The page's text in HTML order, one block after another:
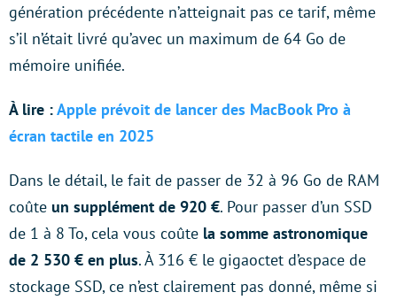
génération précédente n’atteignait pas ce tarif, même
s’il n’était livré qu’avec un maximum de 64 Go de
mémoire unifiée.
À lire :Apple prévoit de lancer des MacBook Pro à
écran tactile en 2025
Dans le détail, le fait de passer de 32 à 96 Go de RAM
coûte un supplément de 920 €. Pour passer d’un SSD
de 1 à 8 To, cela vous coûte la somme astronomique
de 2 530 € en plus. À 316 € le gigaoctet d’espace de
stockage SSD, ce n’est clairement pas donné, même si